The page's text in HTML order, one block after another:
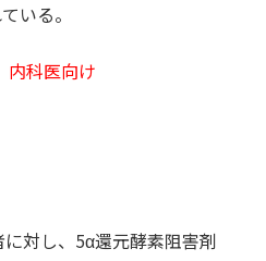
いる。
内科医向け
対し、5α還元酵素阻害剤